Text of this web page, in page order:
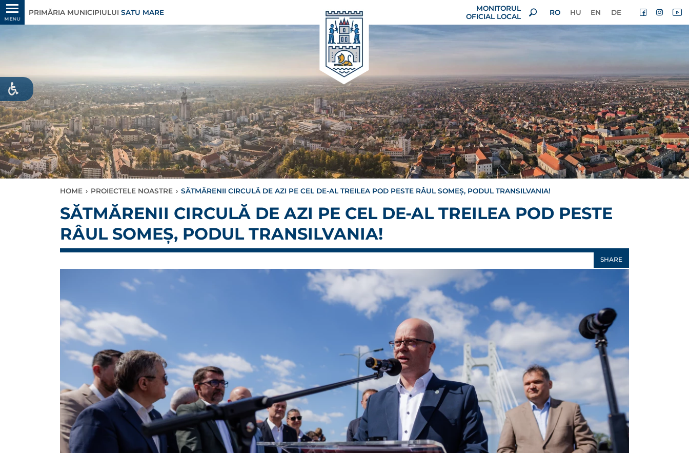
MENU
PRIMĂRIA MUNICIPIULUI SATU MARE
MONITORUL
OFICIAL LOCAL
RO HU EN DE
HOME › PROIECTELE NOASTRE › SĂTMĂRENII CIRCULĂ DE AZI PE CEL DE-AL TREILEA POD PESTE RÂUL SOMEȘ, PODUL TRANSILVANIA!
SĂTMĂRENII CIRCULĂ DE AZI PE CEL DE-AL TREILEA POD PESTE
RÂUL SOMEȘ, PODUL TRANSILVANIA!
SHARE